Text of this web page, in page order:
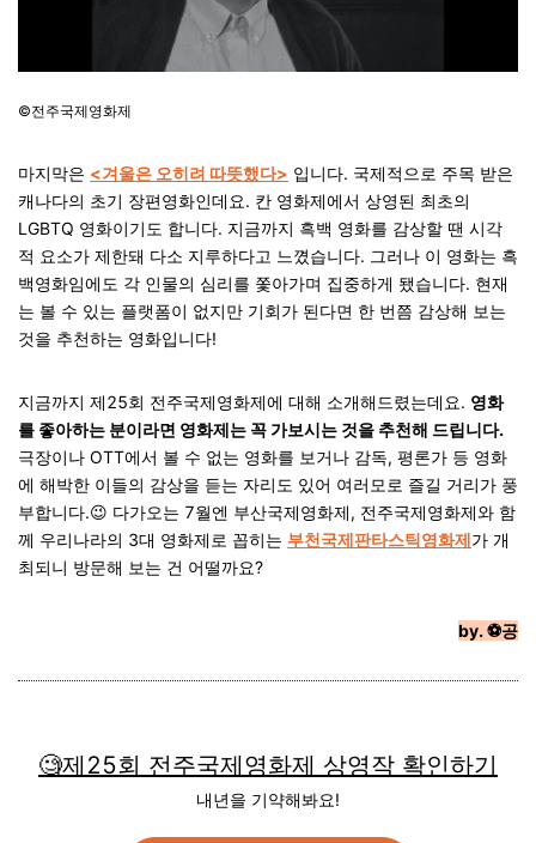
©전주국제영화제
마지막은 <겨울은 오히려 따뜻했다> 입니다. 국제적으로 주목 받은
캐나다의 초기 장편영화인데요. 칸 영화제에서 상영된 최초의
LGBTQ 영화이기도 합니다. 지금까지 흑백 영화를 감상할 땐 시각
적 요소가 제한돼 다소 지루하다고 느꼈습니다. 그러나 이 영화는 흑
백영화임에도 각 인물의 심리를 쫓아가며 집중하게 됐습니다. 현재
는 볼 수 있는 플랫폼이 없지만 기회가 된다면 한 번쯤 감상해 보는
것을 추천하는 영화입니다!
지금까지 제25회 전주국제영화제에 대해 소개해드렸는데요. 영화
를 좋아하는 분이라면 영화제는 꼭 가보시는 것을 추천해 드립니다.
극장이나 OTT에서 볼 수 없는 영화를 보거나 감독, 평론가 등 영화
에 해박한 이들의 감상을 듣는 자리도 있어 여러모로 즐길 거리가 풍
부합니다.😉 다가오는 7월엔 부산국제영화제, 전주국제영화제와 함
께 우리나라의 3대 영화제로 꼽히는 부천국제판타스틱영화제가 개
최되니 방문해 보는 건 어떨까요?
by. ⚽️공
🧐제25회 전주국제영화제 상영작 확인하기
내년을 기약해봐요!